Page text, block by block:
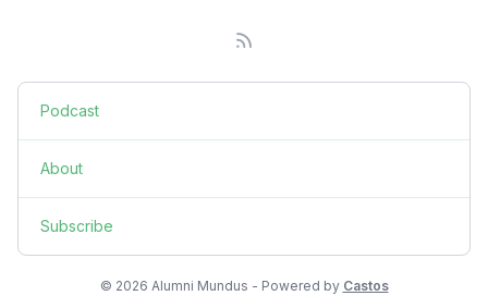
Podcast
About
Subscribe
© 2026 Alumni Mundus - Powered by Castos